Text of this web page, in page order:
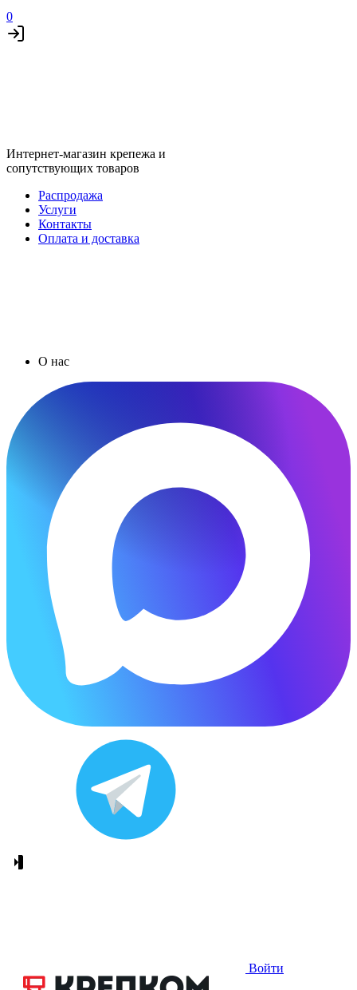
0
Интернет-магазин крепежа и
сопутствующих товаров
Распродажа
Услуги
Контакты
Оплата и доставка
О нас
Войти